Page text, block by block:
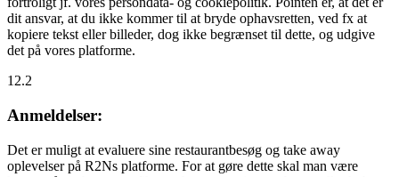
dit ansvar, at du ikke kommer til at bryde ophavsretten, ved fx at
kopiere tekst eller billeder, dog ikke begrænset til dette, og udgive
det på vores platforme.
12.2
Anmeldelser:
Det er muligt at evaluere sine restaurantbesøg og take away
oplevelser på R2Ns platforme. For at gøre dette skal man være